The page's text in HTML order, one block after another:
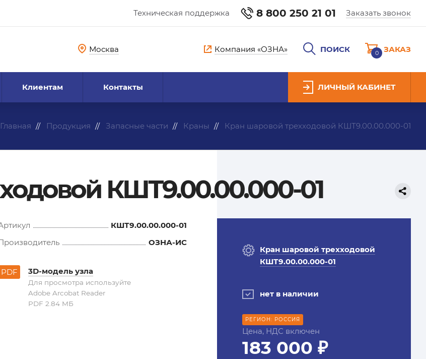
Техническая поддержка 8 800 250 21 01 Заказать звонок
Москва Компания «ОЗНА» ПОИСК 0 ЗАКАЗ
Клиентам Контакты ЛИЧНЫЙ КАБИНЕТ
Главная Продукция Запасные части Краны Кран шаровой трехходовой КШТ9.00.00.000-01
КШТ9.00.00.000-01
КШТ9.00.00.000-01
ОЗНА-ИС
PDF 3D-модель узла
Для просмотра используйте
Adobe Arcobat Reader
PDF 2.84 MБ
Кран шаровой трехходовой
КШТ9.00.00.000-01
нет в наличии
РЕГИОН: РОССИЯ
Цена, НДС включен
183 000 ₽